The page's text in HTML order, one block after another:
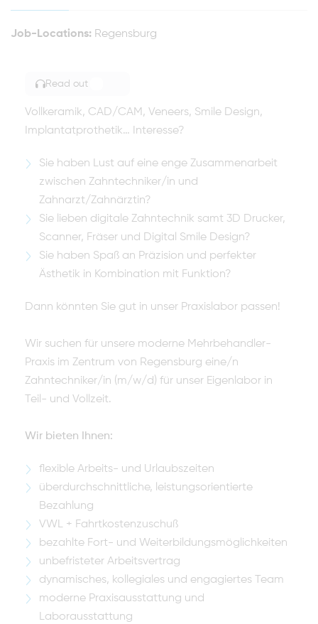
Job-Locations: Regensburg
Read out
Vollkeramik, CAD/CAM, Veneers, Smile Design,
Implantatprothetik… Interesse?
Sie haben Lust auf eine enge Zusammenarbeit
zwischen Zahntechniker/in und
Zahnarzt/Zahnärztin?
Sie lieben digitale Zahntechnik samt 3D Drucker,
Scanner, Fräser und Digital Smile Design?
Sie haben Spaß an Präzision und perfekter
Ästhetik in Kombination mit Funktion?
Dann könnten Sie gut in unser Praxislabor passen!
Wir suchen für unsere moderne Mehrbehandler-
Praxis im Zentrum von Regensburg eine/n
Zahntechniker/in (m/w/d) für unser Eigenlabor in
Teil- und Vollzeit.
Wir bieten Ihnen:
flexible Arbeits- und Urlaubszeiten
überdurchschnittliche, leistungsorientierte
Bezahlung
VWL + Fahrtkostenzuschuß
bezahlte Fort- und Weiterbildungsmöglichkeiten
unbefristeter Arbeitsvertrag
dynamisches, kollegiales und engagiertes Team
moderne Praxisausstattung und
Laborausstattung